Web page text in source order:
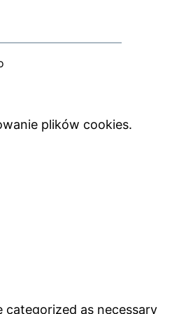
plików cookies.
as necessary